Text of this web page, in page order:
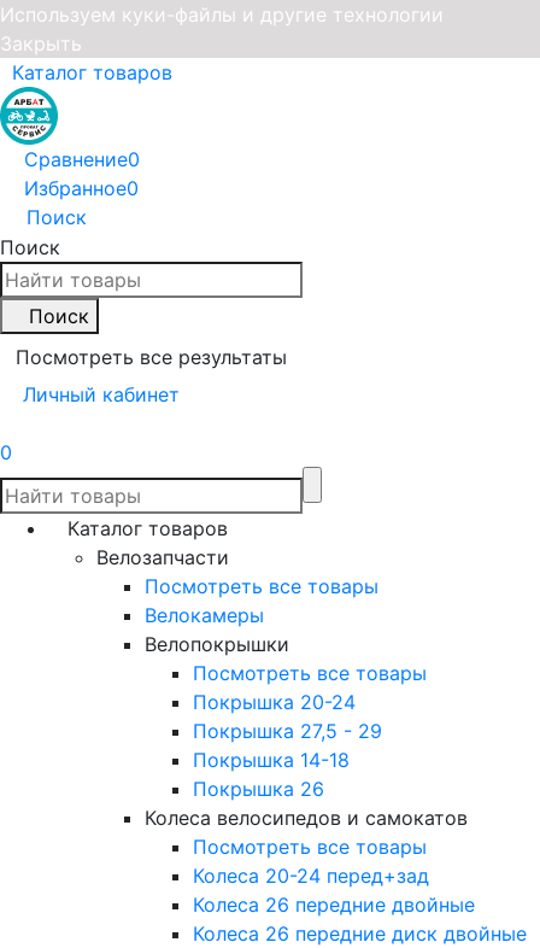
Используем куки-файлы и другие технологии
Закрыть
Каталог товаров
Сравнение0
Избранное0
Поиск
Поиск
Поиск
Посмотреть все результаты
Личный кабинет
0
Каталог товаров
Велозапчасти
Посмотреть все товары
Велокамеры
Велопокрышки
Посмотреть все товары
Покрышка 20-24
Покрышка 27,5 - 29
Покрышка 14-18
Покрышка 26
Колеса велосипедов и самокатов
Посмотреть все товары
Колеса 20-24 перед+зад
Колеса 26 передние двойные
Колеса 26 передние диск двойные